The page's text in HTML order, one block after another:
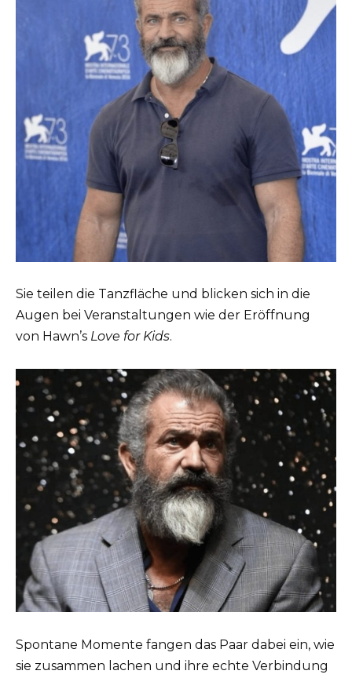
Sie teilen die Tanzfläche und blicken sich in die
Augen bei Veranstaltungen wie der Eröffnung
von Hawn’s Love for Kids.
Spontane Momente fangen das Paar dabei ein, wie
sie zusammen lachen und ihre echte Verbindung